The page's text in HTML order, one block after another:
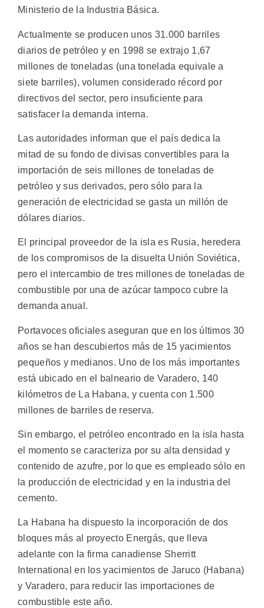
Ministerio de la Industria Básica.
Actualmente se producen unos 31.000 barriles
diarios de petróleo y en 1998 se extrajo 1,67
millones de toneladas (una tonelada equivale a
siete barriles), volumen considerado récord por
directivos del sector, pero insuficiente para
satisfacer la demanda interna.
Las autoridades informan que el país dedica la
mitad de su fondo de divisas convertibles para la
importación de seis millones de toneladas de
petróleo y sus derivados, pero sólo para la
generación de electricidad se gasta un millón de
dólares diarios.
El principal proveedor de la isla es Rusia, heredera
de los compromisos de la disuelta Unión Soviética,
pero el intercambio de tres millones de toneladas de
combustible por una de azúcar tampoco cubre la
demanda anual.
Portavoces oficiales aseguran que en los últimos 30
años se han descubiertos más de 15 yacimientos
pequeños y medianos. Uno de los más importantes
está ubicado en el balneario de Varadero, 140
kilómetros de La Habana, y cuenta con 1.500
millones de barriles de reserva.
Sin embargo, el petróleo encontrado en la isla hasta
el momento se caracteriza por su alta densidad y
contenido de azufre, por lo que es empleado sólo en
la producción de electricidad y en la industria del
cemento.
La Habana ha dispuesto la incorporación de dos
bloques más al proyecto Energás, que lleva
adelante con la firma canadiense Sherritt
International en los yacimientos de Jaruco (Habana)
y Varadero, para reducir las importaciones de
combustible este año.